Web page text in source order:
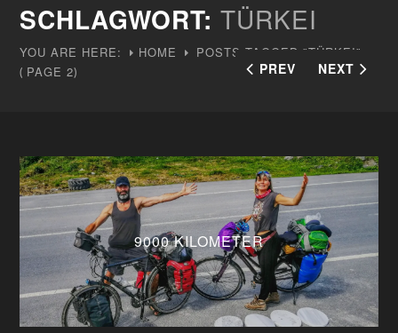
SCHLAGWORT:TÜRKEI
YOU ARE HERE: HOME POSTS TAGGED "TÜRKEI"
( PAGE 2) PREV NEXT
9000 KILOMETER